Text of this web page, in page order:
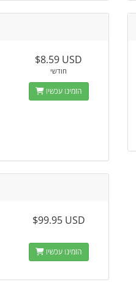
$8.59 USD
חודשי
הזמינו עכשיו
$99.95 USD
הזמינו עכשיו